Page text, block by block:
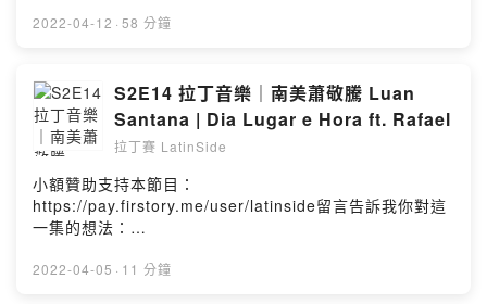
~📌Line:📌地址：■ 本集合作團隊：- Rafael - 節目製作：
著作：➊ 片頭曲：Garota De Ipanema-
Jobim/MoraesVocals: Laura VallGuitar: David
IrelanBass: Simon HuberDrums: Mike Papagni➋ 開頭
背景音樂：Higher演唱： Julia Wu 吳卓源編曲：
terrytyelee作曲： terrytyelee, Julia Wu 吳卓源製作：
terrytyelee發行： ChynaHouse授權：
https://creativecommons.org/licenses/by-
片尾曲:É isso Ai （拉丁賽主持人。Rafael）編曲：
來賓引薦＆自介05：48 巴拿馬帽的價值居然可以買房？
在台灣也可以買到了喔！19：21 在101購物中心負責精品
銷售經驗21：25 邦交國斷交，獎學金怎麼辦？27：06 到
巴拿馬說西文語速被海放了啦30：05 Nellie第一次出國大
開眼界34：08 巴拿馬物價堪比洛杉磯38：25 牛奶的滋味
壽！家裡竟然沒有熱水器45：33 一起逛超市也可以很懷念
46：53 成長使Nellie更加快樂💘49：47下集預告💘疫情封
城讓國際志工回不來台灣50：22 節目資訊
週二晚上20:30 “ 拉丁賽廣播節目“😎Travel around the
醫師的Jessie，讓自己人生中增加了遊歷中南美的經歷，
的回報！___________________________________
📌 本篇內文：https://latin-side.com/搜尋「登山」或「阿
根廷」或「內科醫師」
___________________________________《本集簡
介》00:00 節目介紹＆經典內容01:30 旅人嚮往的地方：
Patagonia之美02:25 來賓引薦＆內科醫師Jessie自介
04:10 不務正業的腎臟科醫師想在人生旅途中增加色彩
07:22 阿根廷當地的天氣與環境09:11 因為政治問題讓我
們的簽證好難辦....13:29 印象深刻的六個月拉美旅程
2022-04-12 · 58 分鐘
S2E14 拉丁音樂｜南美蕭敬騰 Luan
Santana | Dia Lugar e Hora ft. Rafael
拉丁賽 LatinSide
小額贊助支持本節目：
https://pay.firstory.me/user/latinside留言告訴我你對這
一集的想法：
x5ode/commentsPowered by Firstory Hosting
2022-04-05 · 11 分鐘